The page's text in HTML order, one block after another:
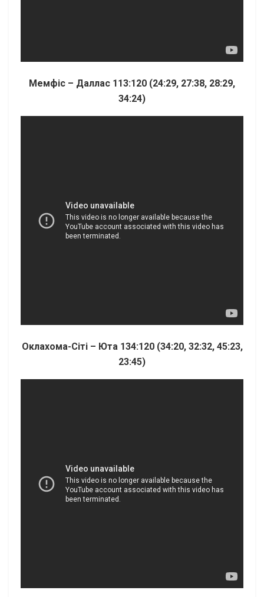
Мемфіс – Даллас 113:120 (24:29, 27:38, 28:29,
34:24)
Оклахома-Сіті – Юта 134:120 (34:20, 32:32, 45:23,
23:45)